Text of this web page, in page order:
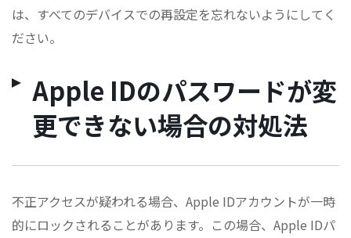
は、すべてのデバイスでの再設定を忘れないようにしてく
ださい。
Apple IDのパスワードが変
更できない場合の対処法
不正アクセスが疑われる場合、Apple IDアカウントが一時
的にロックされることがあります。この場合、Apple IDパ